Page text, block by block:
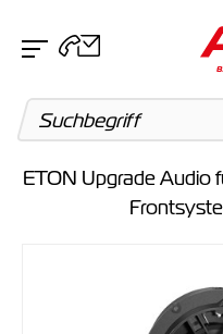
Suchvorschläge
ETON Upgrade Audio